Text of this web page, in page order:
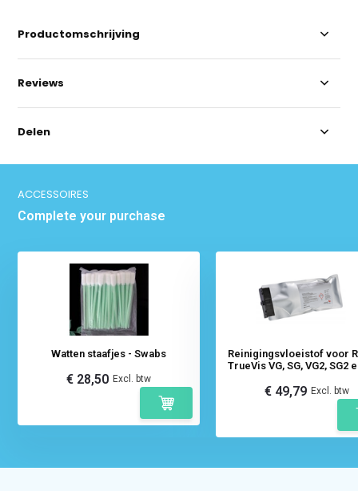
Productomschrijving
Reviews
Delen
ACCESSOIRES
Complete your purchase
Watten staafjes - Swabs
€ 28,50 Excl. btw
Reinigingsvloeistof voor
TrueVis VG, SG, VG2, SG2
€ 49,79 Excl. btw